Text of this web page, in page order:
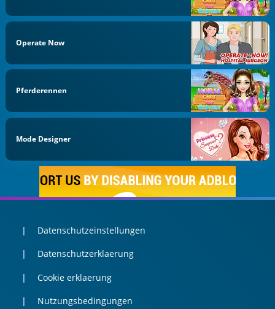
Operate Now
Pferderennen
Mode Designer
Datenschutzeinstellungen
Datenschutzerklaerung
Cookie erklaerung
Nutzungsbedingungen